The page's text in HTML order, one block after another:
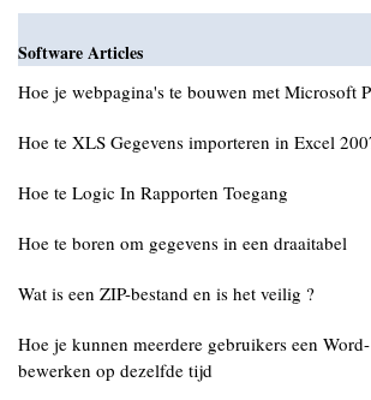
Software Articles
Hoe je webpagina's te bouwen met Microsoft
Hoe te XLS Gegevens importeren in Excel
Hoe te Logic In Rapporten Toegang
Hoe te boren om gegevens in een draaitabel
Wat is een ZIP-bestand en is het veilig ?
Hoe je kunnen meerdere gebruikers een
bewerken op dezelfde tijd